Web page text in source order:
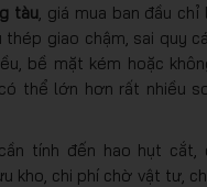
tàu, giá mua ban đầu
thép giao chậm, sai quy
bề mặt kém hoặc
thể lớn hơn rất nhiều
tính đến hao hụt
kho, chi phí chờ vật tư,